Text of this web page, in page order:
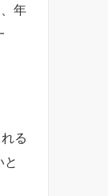
年
る